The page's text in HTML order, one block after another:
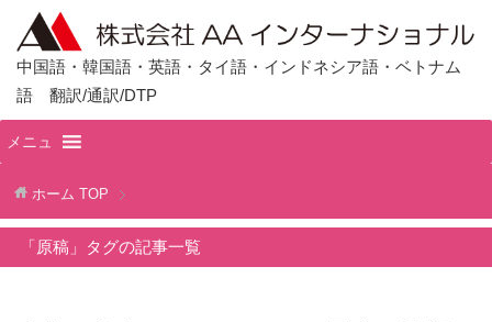
中国語・韓国語・英語・タイ語・インドネシア語・ベトナム
語 翻訳/通訳/DTP
メニュ
ホーム TOP
「原稿」タグの記事一覧